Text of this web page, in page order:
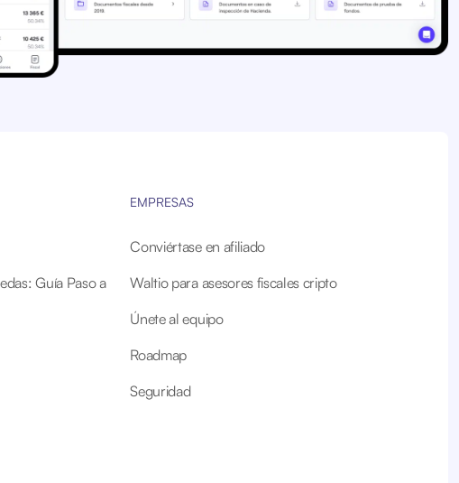
Guía Paso a
EMPRESAS
Conviértase en afiliado
Waltio para asesores fiscales cripto
Únete al equipo
Roadmap
Seguridad